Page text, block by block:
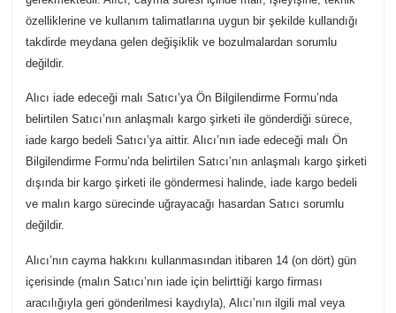
özelliklerine ve kullanım talimatlarına uygun bir şekilde kullandığı
takdirde meydana gelen değişiklik ve bozulmalardan sorumlu
değildir.
Alıcı iade edeceği malı Satıcı’ya Ön Bilgilendirme Formu’nda
belirtilen Satıcı’nın anlaşmalı kargo şirketi ile gönderdiği sürece,
iade kargo bedeli Satıcı’ya aittir. Alıcı’nın iade edeceği malı Ön
Bilgilendirme Formu’nda belirtilen Satıcı’nın anlaşmalı kargo şirketi
dışında bir kargo şirketi ile göndermesi halinde, iade kargo bedeli
ve malın kargo sürecinde uğrayacağı hasardan Satıcı sorumlu
değildir.
Alıcı’nın cayma hakkını kullanmasından itibaren 14 (on dört) gün
içerisinde (malın Satıcı’nın iade için belirttiği kargo firması
aracılığıyla geri gönderilmesi kaydıyla), Alıcı’nın ilgili mal veya